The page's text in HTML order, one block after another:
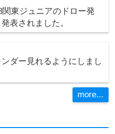
関東ジュニアのドロー発
表されました。
ンダー見れるようにしまし
more...